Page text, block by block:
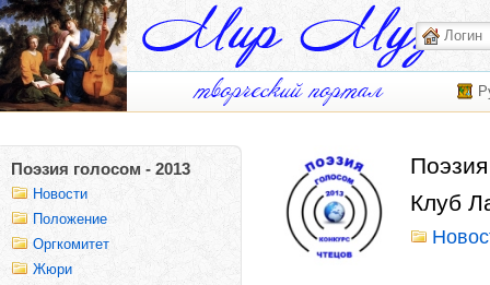
Поэзия голосом - 2013
Новости
Положение
Оргкомитет
Жюри
Клуб